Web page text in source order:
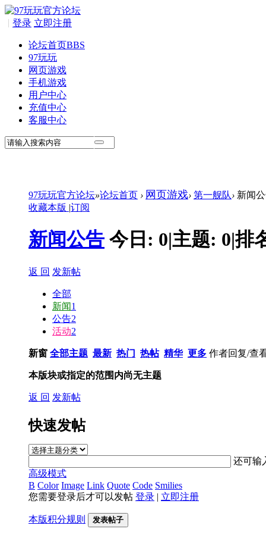
登录
| 立即注册
论坛首页BBS
97玩玩
网页游戏
手机游戏
用户中心
充值中心
客服中心
97玩玩官方论坛»论坛首页 › 网页游戏› 第一舰队› 新闻
收藏本版 |订阅
新闻公告 今日: 0|主题: 0|排
返 回 发新帖
全部
新闻1
公告2
活动2
新窗 全部主题 最新 热门 热帖 精华 更多 作者回复/查
本版块或指定的范围内尚无主题
返 回 发新帖
快速发帖
还可输
高级模式
B Color Image Link Quote Code Smilies
您需要登录后才可以发帖 登录 | 立即注册
本版积分规则 发表帖子